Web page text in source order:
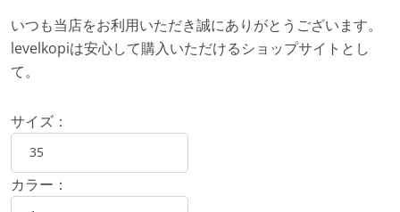
いつも当店をお利用いただき誠にありがとうございます。
levelkopiは安心して購入いただけるショップサイトとし
て。
サイズ：
カラー：